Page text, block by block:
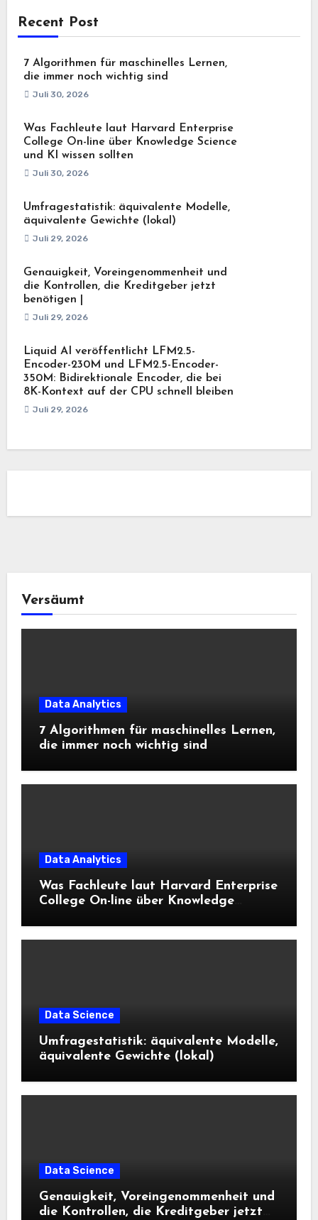
Recent Post
7 Algorithmen für maschinelles Lernen,
die immer noch wichtig sind
Juli 30, 2026
Was Fachleute laut Harvard Enterprise
College On-line über Knowledge Science
und KI wissen sollten
Juli 30, 2026
Umfragestatistik: äquivalente Modelle,
äquivalente Gewichte (lokal)
Juli 29, 2026
Genauigkeit, Voreingenommenheit und
die Kontrollen, die Kreditgeber jetzt
benötigen |
Juli 29, 2026
Liquid AI veröffentlicht LFM2.5-
Encoder-230M und LFM2.5-Encoder-
350M: Bidirektionale Encoder, die bei
8K-Kontext auf der CPU schnell bleiben
Juli 29, 2026
Versäumt
Data Analytics
7 Algorithmen für maschinelles Lernen,
die immer noch wichtig sind
Data Analytics
Was Fachleute laut Harvard Enterprise
College On-line über Knowledge
Data Science
Umfragestatistik: äquivalente Modelle,
äquivalente Gewichte (lokal)
Data Science
Genauigkeit, Voreingenommenheit und
die Kontrollen, die Kreditgeber jetzt